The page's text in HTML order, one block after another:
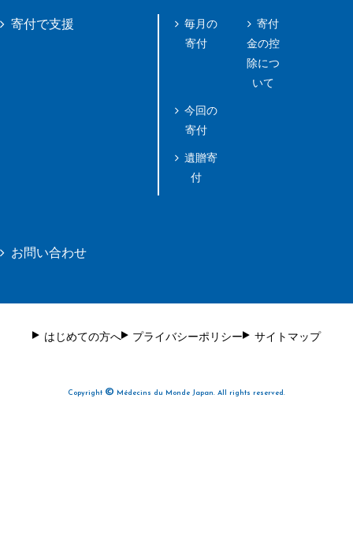
寄付で支援
毎月の
寄付
今回の
寄付
遺贈寄
付
寄付
金の控
除につ
いて
お問い合わせ
はじめての方へ プライバシーポリシー サイトマップ
Copyright © Médecins du Monde Japan. All rights reserved.